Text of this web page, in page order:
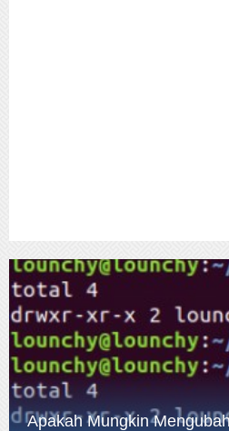
Apakah Mungkin